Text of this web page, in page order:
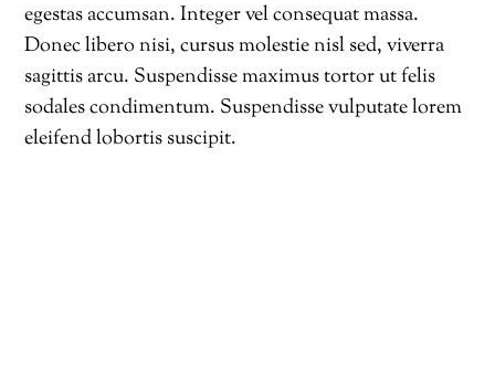
egestas accumsan. Integer vel consequat massa.
Donec libero nisi, cursus molestie nisl sed, viverra
sagittis arcu. Suspendisse maximus tortor ut felis
sodales condimentum. Suspendisse vulputate lorem
eleifend lobortis suscipit.